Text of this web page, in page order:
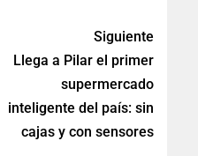
Siguiente
Llega a Pilar el primer
supermercado
inteligente del país: sin
cajas y con sensores